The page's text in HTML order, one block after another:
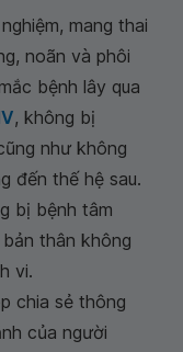
mang thai
noãn và phôi
bệnh lây qua
, không bị
như không
đến thế hệ sau.
bị bệnh tâm
thân không
vi.
chia sẻ thông
của người